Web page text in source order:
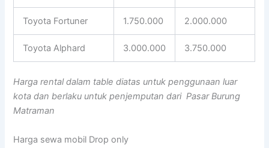
Toyota Fortuner 1.750.000 2.000.000
Toyota Alphard 3.000.000 3.750.000
Harga rental dalam table diatas untuk penggunaan luar
kota dan berlaku untuk penjemputan dari Pasar Burung
Matraman
Harga sewa mobil Drop only